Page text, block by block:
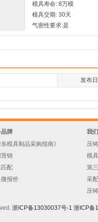
模具寿命: 8万模
模具交期: 30天
气密性要求:是
发布
品牌
东模具制品采购指南》
销
配
报价
我
压
模
第
采
压
浙ICP备13030037号-1 浙ICP备